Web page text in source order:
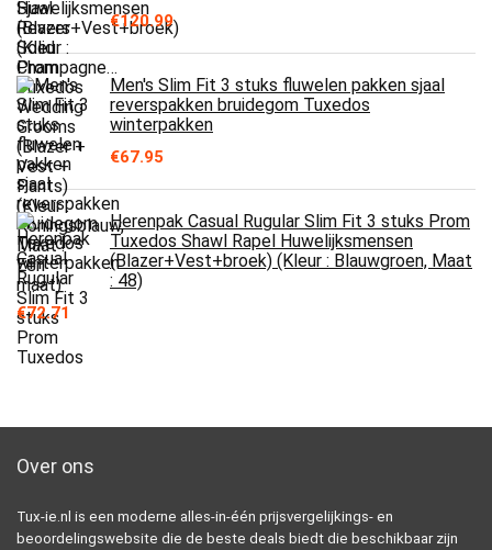
€120.99
Men's Slim Fit 3 stuks fluwelen pakken sjaal
reverspakken bruidegom Tuxedos
winterpakken
€67.95
Herenpak Casual Rugular Slim Fit 3 stuks Prom
Tuxedos Shawl Rapel Huwelijksmensen
(Blazer+Vest+broek) (Kleur : Blauwgroen, Maat
: 48)
€72.71
Over ons
Tux-ie.nl is een moderne alles-in-één prijsvergelijkings- en
beoordelingswebsite die de beste deals biedt die beschikbaar zijn